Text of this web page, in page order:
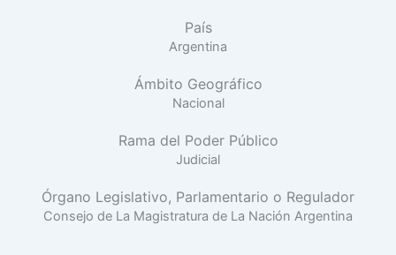
País
Argentina
Ámbito Geográfico
Nacional
Rama del Poder Público
Judicial
Órgano Legislativo, Parlamentario o Regulador
Consejo de La Magistratura de La Nación Argentina